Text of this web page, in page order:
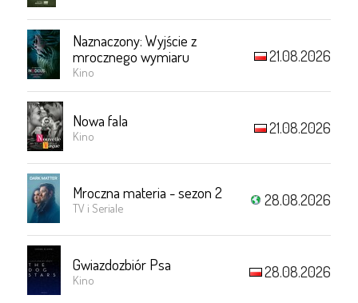
Naznaczony: Wyjście z
mrocznego wymiaru
Kino
21.08.2026
Nowa fala
Kino 21.08.2026
Mroczna materia - sezon 2
TV i Seriale 28.08.2026
Gwiazdozbiór Psa
Kino 28.08.2026